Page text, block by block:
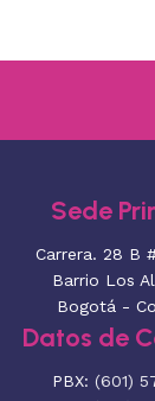
Sede
Carrera. 28 B
Barrio Los
Bogotá -
Datos de
PBX: (601)